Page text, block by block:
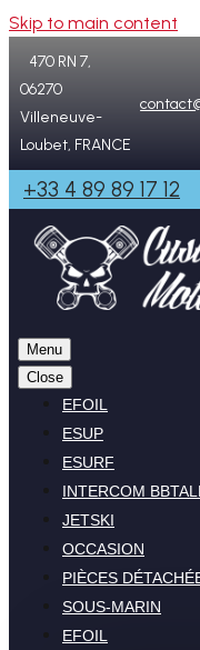
Skip to main content
470 RN 7,
06270
Villeneuve-
Loubet, FRANCE
+33 4 89 89 17 12
Menu
Close
EFOIL
ESUP
ESURF
INTERCOM
JETSKI
OCCASION
PIÈCES
SOUS-MARIN
EFOIL